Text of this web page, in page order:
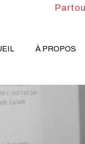
À PROPOS